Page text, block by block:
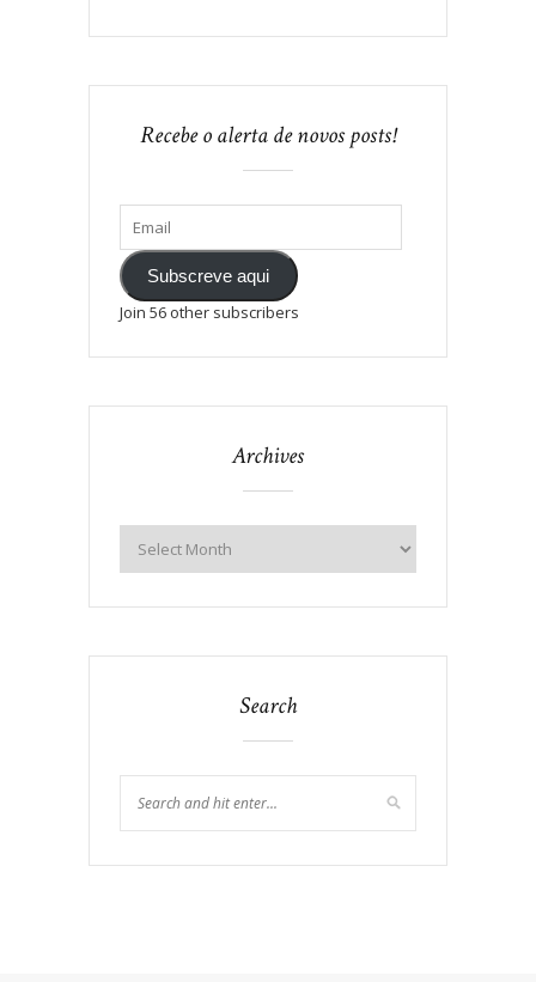
Recebe o alerta de novos posts!
Subscreve aqui
Join 56 other subscribers
Archives
Search